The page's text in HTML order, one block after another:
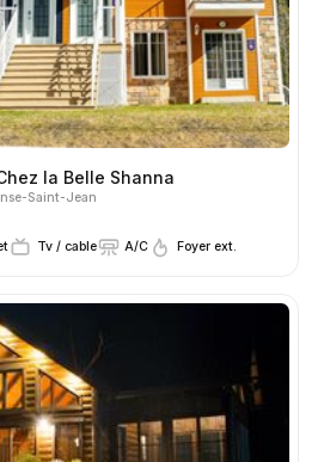
la Belle Shanna
Saint-Jean
Tv / cable A/C Foyer ext.